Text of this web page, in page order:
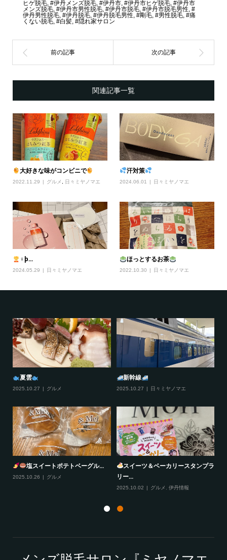
ヒゲ脱毛, #伊丹メンズ脱毛, #伊丹市, #伊丹市ヒゲ脱毛, #伊丹市
メンズ脱毛, #伊丹市男性脱毛, #伊丹市脱毛, #伊丹市脱毛男性, #
伊丹男性脱毛, #伊丹脱毛, #伊丹脱毛男性, #剛毛, #男性脱毛, #痛
くない脱毛, #白髪, #隠れ家サロン
関連記事一覧
大好きな味がコンビニで
2022.11.29 グルメ 日々ミヤノマエ
汗対策
2024.06.01 日々ミヤノマエ
‍♀þ...
2024.05.29 日々ミヤノマエ
ほっとするお茶
2022.10.30 日々ミヤノマエ
夏雲
2025.10.27 グルメ
新幹線
2025.10.27 日々ミヤノマエ
塩スイートポテトベーグル...
2025.10.26 グルメ
スイーツ＆ベーカリースタンプラ
リー...
2025.10.02 グルメ 伊丹情報